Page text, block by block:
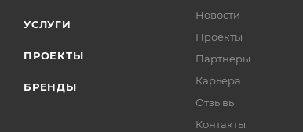
УСЛУГИ
ПРОЕКТЫ
БРЕНДЫ
Новости
Проекты
Партнеры
Карьера
Отзывы
Контакты